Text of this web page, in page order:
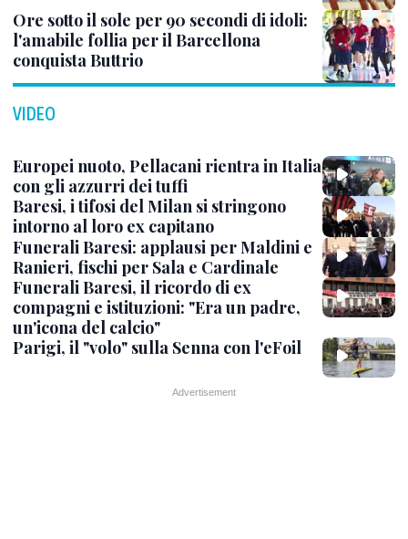
Ore sotto il sole per 90 secondi di idoli:
l'amabile follia per il Barcellona
conquista Buttrio
VIDEO
Europei nuoto, Pellacani rientra in Italia
con gli azzurri dei tuffi
Baresi, i tifosi del Milan si stringono
intorno al loro ex capitano
Funerali Baresi: applausi per Maldini e
Ranieri, fischi per Sala e Cardinale
Funerali Baresi, il ricordo di ex
compagni e istituzioni: "Era un padre,
un'icona del calcio"
Parigi, il "volo" sulla Senna con l'eFoil